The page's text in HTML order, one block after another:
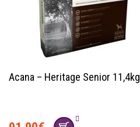
Acana – Heritage Senior 11,4kg